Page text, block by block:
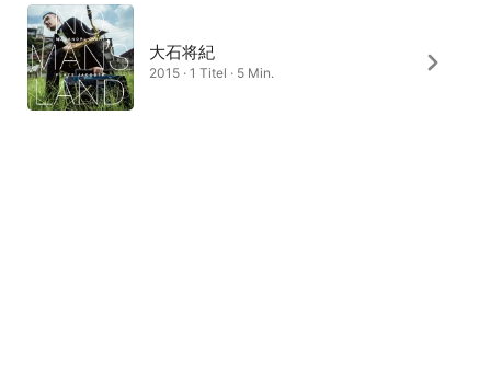
大石将紀
2015 · 1 Titel · 5 Min.